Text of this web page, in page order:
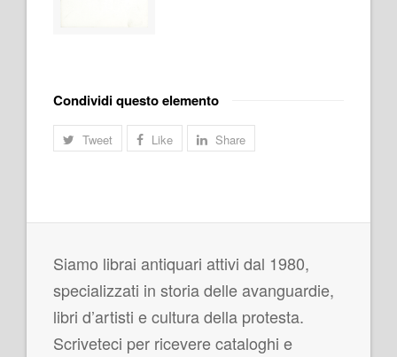
Condividi questo elemento
Tweet Like Share
Siamo librai antiquari attivi dal 1980,
specializzati in storia delle avanguardie,
libri d’artisti e cultura della protesta.
Scriveteci per ricevere cataloghi e